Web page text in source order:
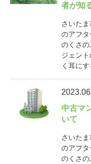
者が知
さいた
のアフ
のくさ
ジェン
く耳に
中古マ
いて
さいた
のアフ
のくさ